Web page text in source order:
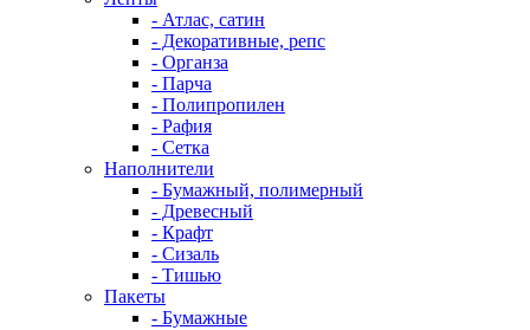
- Атлас, сатин
- Декоративные, репс
- Органза
- Парча
- Полипропилен
- Рафия
- Сетка
Наполнители
- Бумажный, полимерный
- Древесный
- Крафт
- Сизаль
- Тишью
Пакеты
- Бумажные